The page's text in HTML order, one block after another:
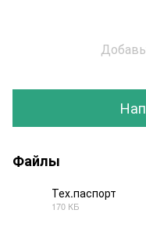
Файлы
Тех.паспорт
170 КБ